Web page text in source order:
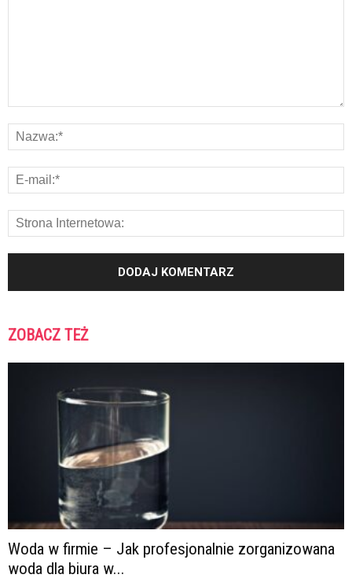
ZOBACZ TEŻ
Woda w firmie – Jak profesjonalnie zorganizowana
woda dla biura w...